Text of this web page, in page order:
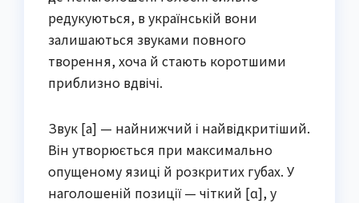
редукуються, в українській вони
залишаються звуками повного
творення, хоча й стають коротшими
приблизно вдвічі.
Звук [а] — найнижчий і найвідкритіший.
Він утворюється при максимально
опущеному язиці й розкритих губах. У
наголошеній позиції — чіткий [ɑ], у